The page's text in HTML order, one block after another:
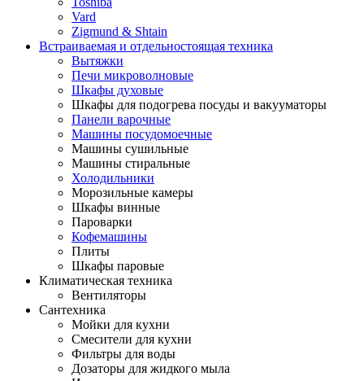
Vard
Zigmund & Shtain
Встраиваемая и отдельностоящая техника
Вытяжки
Печи микроволновые
Шкафы духовые
Шкафы для подогрева посуды и вакууматоры
Панели варочные
Машины посудомоечные
Машины сушильные
Машины стиральные
Холодильники
Морозильные камеры
Шкафы винные
Пароварки
Кофемашины
Плиты
Шкафы паровые
Климатическая техника
Вентиляторы
Сантехника
Мойки для кухни
Смесители для кухни
Фильтры для воды
Дозаторы для жидкого мыла